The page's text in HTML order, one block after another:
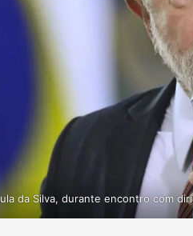
da Silva, durante encontro com